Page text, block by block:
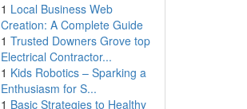
1 Local Business Web
Creation: A Complete Guide
1 Trusted Downers Grove top
Electrical Contractor...
1 Kids Robotics – Sparking a
Enthusiasm for S...
1 Basic Strategies to Healthy